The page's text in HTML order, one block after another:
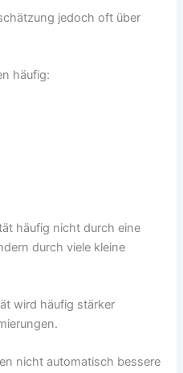
jedoch oft über
häufig:
häufig nicht durch eine
durch viele kleine
wird häufig stärker
nicht automatisch bessere